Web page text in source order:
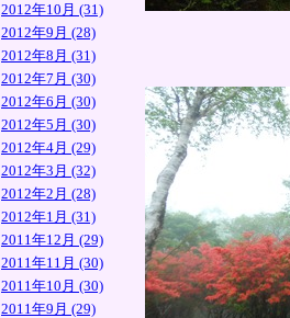
2012年10月 (31)
2012年9月 (28)
2012年8月 (31)
2012年7月 (30)
2012年6月 (30)
2012年5月 (30)
2012年4月 (29)
2012年3月 (32)
2012年2月 (28)
2012年1月 (31)
2011年12月 (29)
2011年11月 (30)
2011年10月 (30)
2011年9月 (29)